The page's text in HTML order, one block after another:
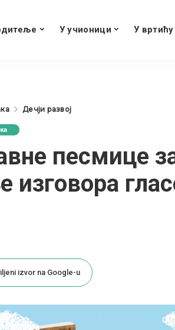
У учионици У вртићу
Дечји развој
песмице
изговора
izvor na Google-u